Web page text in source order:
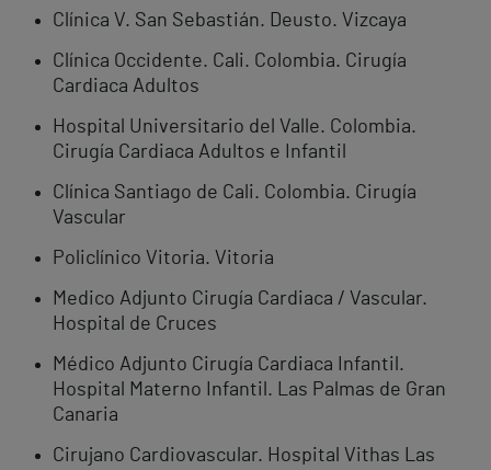
Clínica V. San Sebastián. Deusto. Vizcaya
Clínica Occidente. Cali. Colombia. Cirugía
Cardiaca Adultos
Hospital Universitario del Valle. Colombia.
Cirugía Cardiaca Adultos e Infantil
Clínica Santiago de Cali. Colombia. Cirugía
Vascular
Policlínico Vitoria. Vitoria
Medico Adjunto Cirugía Cardiaca / Vascular.
Hospital de Cruces
Médico Adjunto Cirugía Cardiaca Infantil.
Hospital Materno Infantil. Las Palmas de Gran
Canaria
Cirujano Cardiovascular. Hospital Vithas Las